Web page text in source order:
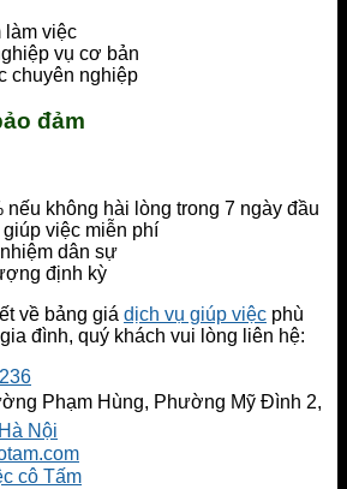
làm việc
vụ cơ bản
chuyên nghiệp
đảm
nếu không hài lòng trong 7 ngày đầu
việc miễn phí
dân sự
định kỳ
về bảng giá dịch vụ giúp việc phù
đình, quý khách vui lòng liên hệ:
Phạm Hùng, Phường Mỹ Đình 2,
Hà Nội
cô Tấm